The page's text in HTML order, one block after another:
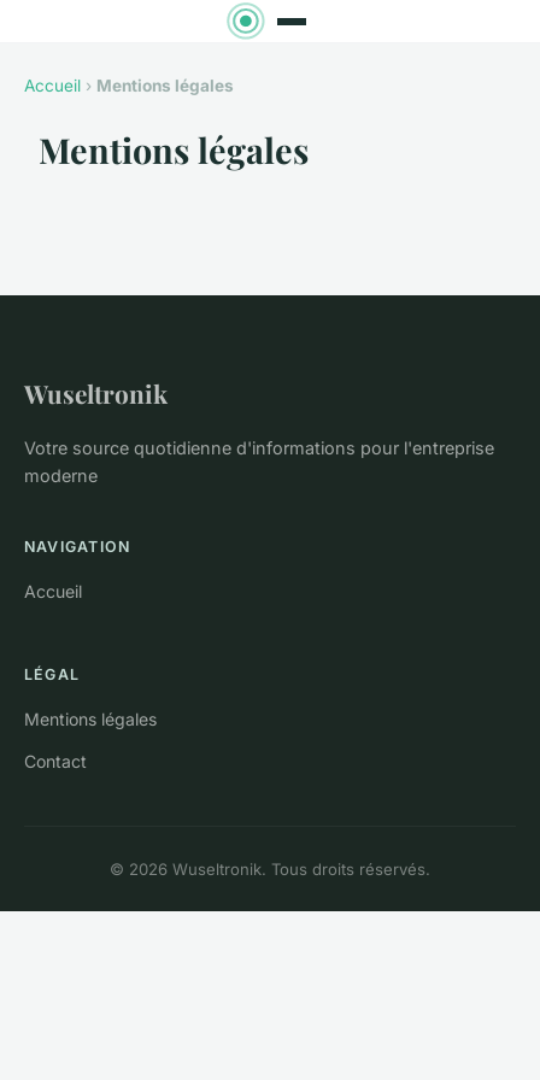
Accueil › Mentions légales
Mentions légales
Wuseltronik
Votre source quotidienne d'informations pour l'entreprise
moderne
NAVIGATION
Accueil
LÉGAL
Mentions légales
Contact
© 2026 Wuseltronik. Tous droits réservés.